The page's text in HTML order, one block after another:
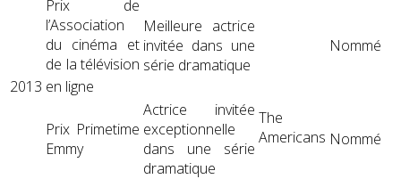
2013
Prix ​​de
l’Association
du cinéma et
de la télévision
en ligne
Meilleure actrice
invitée dans une
série dramatique
The
Americans
Nommé
Prix ​​Primetime
Emmy
Actrice invitée
exceptionnelle
dans une série
dramatique
Nommé